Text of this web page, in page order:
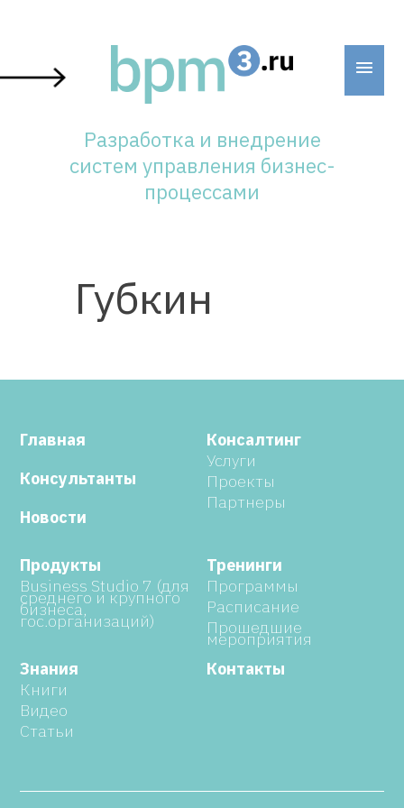
content
Разработка и внедрение
систем управления бизнес-
процессами
Губкин
Главная
Консультанты
Новости
Консалтинг
Услуги
Проекты
Партнеры
Продукты
Business Studio 7 (для
среднего и крупного
бизнеса,
гос.организаций)
Тренинги
Программы
Расписание
Прошедшие
мероприятия
Знания
Книги
Видео
Статьи
Контакты